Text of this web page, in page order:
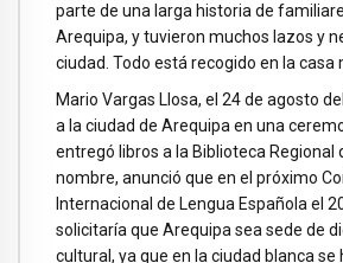
parte de una larga historia de
Arequipa, y tuvieron muchos lazos y
ciudad. Todo está recogido en la casa
Mario Vargas Llosa, el 24 de agosto
a la ciudad de Arequipa en una
entregó libros a la Biblioteca Regional
nombre, anunció que en el próximo
Internacional de Lengua Española el
solicitaría que Arequipa sea sede de
cultural, ya que en la ciudad blanca se